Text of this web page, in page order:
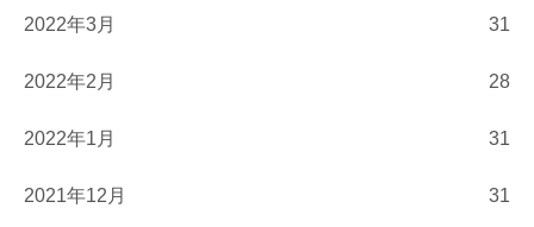
2022年3月 31
2022年2月 28
2022年1月 31
2021年12月 31